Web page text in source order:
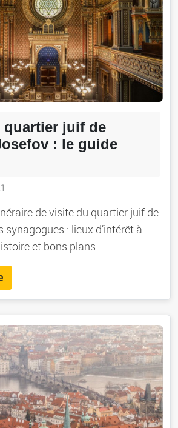
quartier juif de
: le guide
de visite du quartier juif de
synagogues : lieux d’intérêt à
et bons plans.